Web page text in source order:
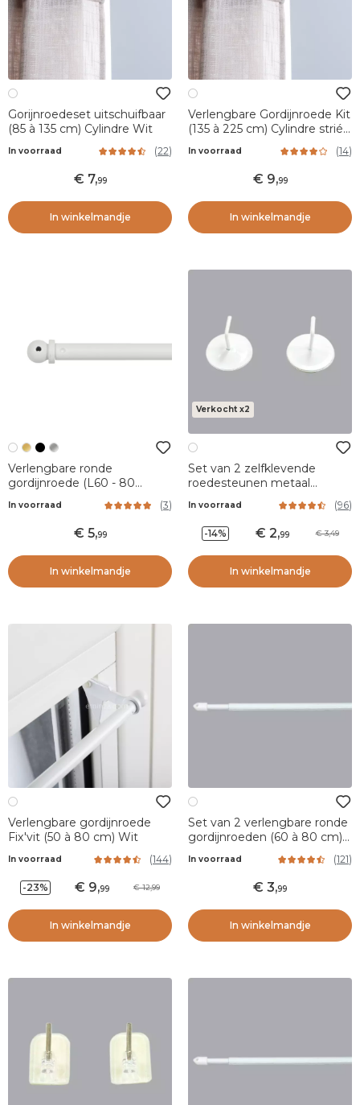
Gorijnroedeset uitschuifbaar
(85 à 135 cm) Cylindre Wit
In voorraad (22)
7,99
In winkelmandje
Verlengbare Gordijnroede Kit
(135 à 225 cm) Cylindre strié
In voorraad (14)
9,99
In winkelmandje
Verlengbare ronde
gordijnroede (L60 - 80
cm/D7 mm) Pietro Wit mat
In voorraad (3)
5,99
In winkelmandje
Verkocht x2
Set van 2 zelfklevende
roedesteunen metaal
In voorraad (96)
-14% 2,99 3,49
In winkelmandje
Verlengbare gordijnroede
Fix'vit (50 à 80 cm) Wit
In voorraad (144)
-23% 9,99 12,99
In winkelmandje
Set van 2 verlengbare ronde
gordijnroeden (60 à 80 cm)
In voorraad (121)
3,99
In winkelmandje